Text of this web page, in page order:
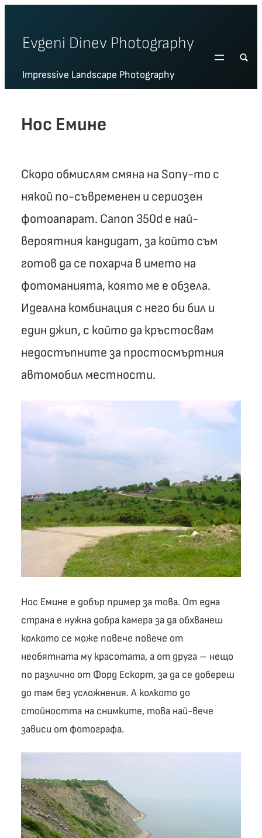
content
Evgeni Dinev Photography
Impressive Landscape Photography
Нос Емине
Скоро обмислям смяна на Sony-то с
някой по-съвременен и сериозен
фотоапарат. Canon 350d е най-
вероятния кандидат, за който съм
готов да се похарча в името на
фотоманията, която ме е обзела.
Идеална комбинация с него би бил и
един джип, с който да кръстосвам
недостъпните за простосмъртния
автомобил местности.
Нос Емине е добър пример за това. От една
страна е нужна добра камера за да обхванеш
колкото се може повече повече от
необятната му красотата, а от друга – нещо
по различно от Форд Ескорт, за да се добереш
до там без усложнения. А колкото до
стойността на снимките, това най-вече
зависи от фотографа.